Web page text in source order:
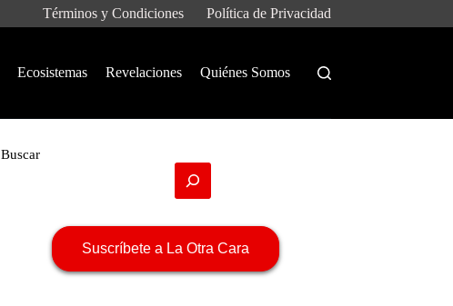
Términos y Condiciones Política de Privacidad
Ecosistemas Revelaciones Quiénes Somos
Buscar
Suscríbete a La Otra Cara